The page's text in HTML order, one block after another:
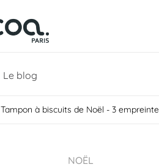
Le blog
Tampon à biscuits de Noël - 3
NOËL